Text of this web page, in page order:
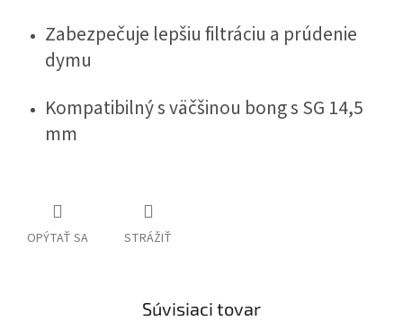
Zabezpečuje lepšiu filtráciu a prúdenie
dymu
Kompatibilný s väčšinou bong s SG 14,5
mm
OPÝTAŤ SA STRÁŽIŤ
Súvisiaci tovar